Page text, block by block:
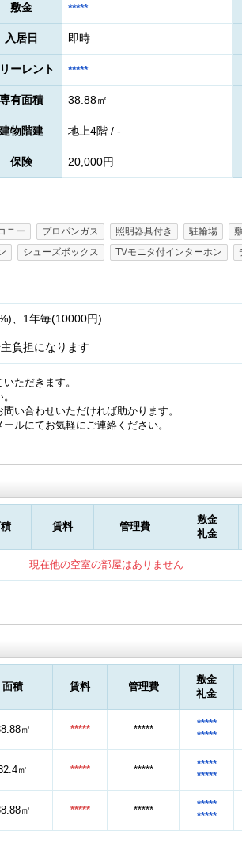
敷金 *****
入居日 即時
ーレント *****
専有面積 38.88㎡
建物階建 地上4階 / -
保険 20,000円
ニー プロパンガス 照明器具付き 駐輪場
シューズボックス TVモニタ付インターホン
、1年毎(10000円)
負担になります
ただきます。
い合わせいただければ助かります。
ルにてお気軽にご連絡ください。
賃料 管理費
敷金
礼金
現在他の空室の部屋はありません
面積 賃料 管理費
敷金
礼金
㎡ ***** *****
*****
*****
㎡ ***** *****
*****
*****
㎡ ***** *****
*****
*****